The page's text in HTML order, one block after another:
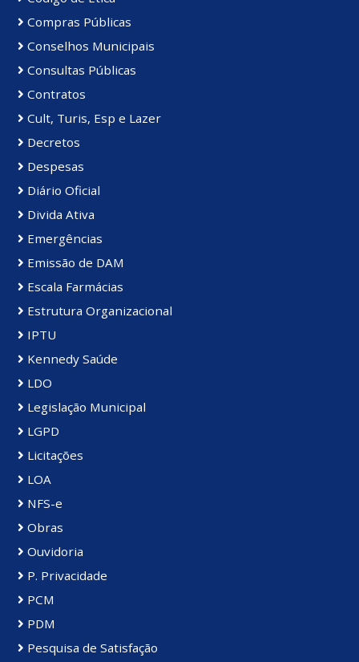
Compras Públicas
Conselhos Municipais
Consultas Públicas
Contratos
Cult, Turis, Esp e Lazer
Decretos
Despesas
Diário Oficial
Divida Ativa
Emergências
Emissão de DAM
Escala Farmácias
Estrutura Organizacional
IPTU
Kennedy Saúde
LDO
Legislação Municipal
LGPD
Licitações
LOA
NFS-e
Obras
Ouvidoria
P. Privacidade
PCM
PDM
Pesquisa de Satisfação